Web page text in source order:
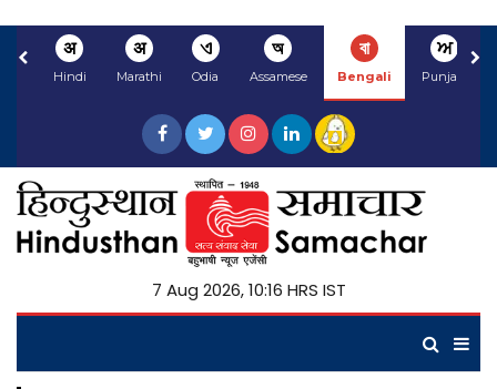
अ
Hindi
अ
Marathi
ଏ
Odia
অ
Assamese
বা
Bengali
ਅ
Punjabi
7 Aug 2026, 10:16 HRS IST